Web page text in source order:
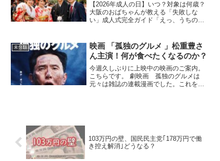
【2026年成人の日】いつ？対象は何歳？
大阪のおばちゃんが教える「失敗しな
い」成人式完全ガイド「えっ、うちの子
日の家事や仕事に追われてたら、あっと
いう間にその日が...
未分類
映画 「孤独のグルメ 」松重豊さ
ん主演！何が食べたくなるのか？
今週久しぶりに上映中の映画のご案内。
こちらです。 劇映画 孤独のグルメは
元々は雑誌の連載漫画でした。これを原
103万円の壁、国民民主党｢178万円で働
き控え解消｣どうなる？